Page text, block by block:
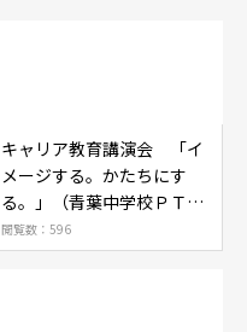
キャリア教育講演会 「イ
メージする。かたちにす
る。」（青葉中学校ＰＴ
Ａ）
閲覧数：596